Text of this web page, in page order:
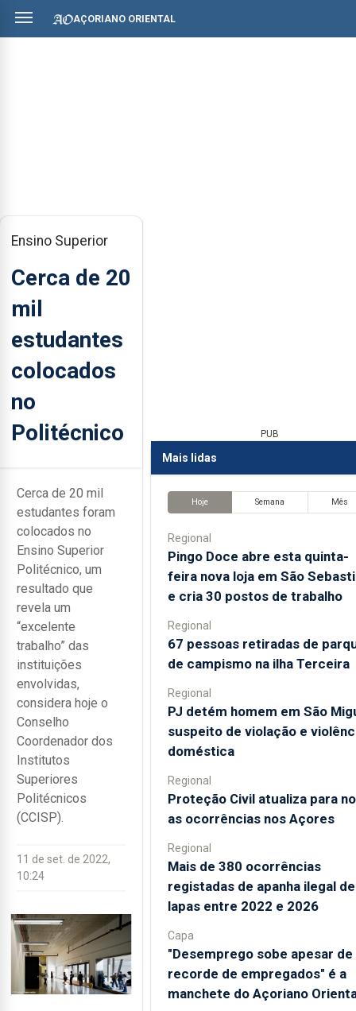
AÇORIANO ORIENTAL
Ensino Superior
Cerca de 20
mil
estudantes
colocados
no
Politécnico
Cerca de 20 mil
estudantes foram
colocados no
Ensino Superior
Politécnico, um
resultado que
revela um
“excelente
trabalho” das
instituições
envolvidas,
considera hoje o
Conselho
Coordenador dos
Institutos
Superiores
Politécnicos
(CCISP).
11 de set. de 2022,
10:24
PUB
Mais lidas
Hoje Semana Mês
Regional
Pingo Doce abre esta quinta-
feira nova loja em São
e cria 30 postos de trabalho
Regional
67 pessoas retiradas de
de campismo na ilha Terceira
Regional
PJ detém homem em São
suspeito de violação e
doméstica
Regional
Proteção Civil atualiza para
as ocorrências nos Açores
Regional
Mais de 380 ocorrências
registadas de apanha ilegal de
lapas entre 2022 e 2026
Capa
"Desemprego sobe apesar de
recorde de empregados" é a
manchete do Açoriano